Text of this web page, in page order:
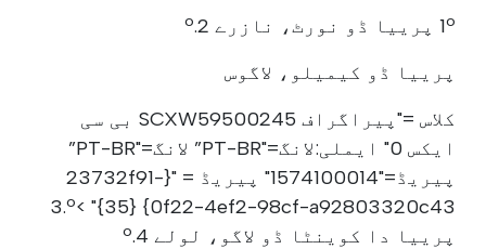
1º پرییا ڈو نورٹ، نازرے 2.º
پرییا ڈو کیمیلو، لاگوس
کلاس ="پیراگراف SCXW59500245 بی سی
ایکس 0" ایملی:لانگ="PT-BR” لانگ="PT-BR”
پیریڈ="1574100014" پیریڈ = "{23732f91-
0f22-4ef2-98cf-a92803320c43} {35}" >3.º
پرییا دا کوینٹا ڈو لاگو، لولے 4.º